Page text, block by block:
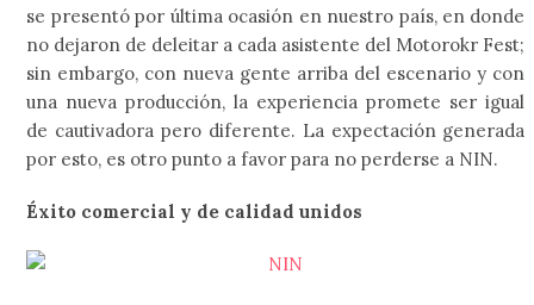
se presentó por última ocasión en nuestro país, en donde
no dejaron de deleitar a cada asistente del Motorokr Fest;
sin embargo, con nueva gente arriba del escenario y con
una nueva producción, la experiencia promete ser igual
de cautivadora pero diferente. La expectación generada
por esto, es otro punto a favor para no perderse a NIN.
Éxito comercial y de calidad unidos